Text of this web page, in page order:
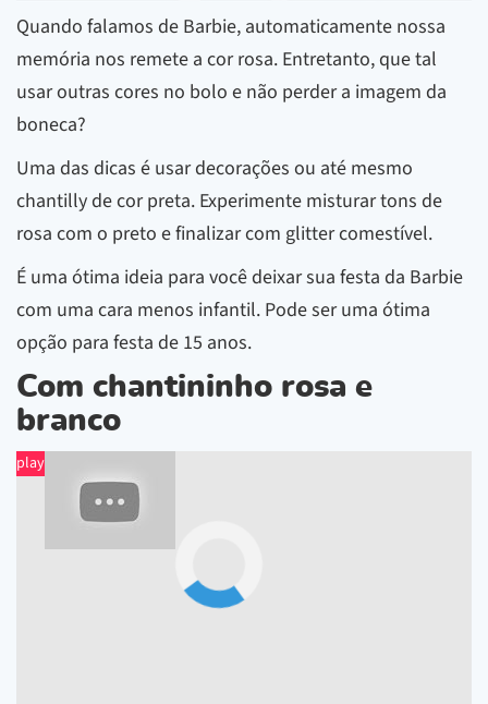
Quando falamos de Barbie, automaticamente nossa
memória nos remete a cor rosa. Entretanto, que tal
usar outras cores no bolo e não perder a imagem da
boneca?
Uma das dicas é usar decorações ou até mesmo
chantilly de cor preta. Experimente misturar tons de
rosa com o preto e finalizar com glitter comestível.
É uma ótima ideia para você deixar sua festa da Barbie
com uma cara menos infantil. Pode ser uma ótima
opção para festa de 15 anos.
Com chantininho rosa e
branco
play